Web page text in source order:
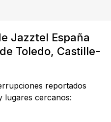
Jazztel España
Toledo, Castille-
reportados
lugares cercanos: